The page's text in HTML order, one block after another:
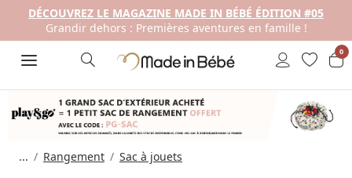
DÉCOUVREZ LE MAGAZINE MADE IN BÉBÉ ÉDITION #05
Grandir dehors : Premières aventures en famille !
0
... Rangement Sac à jouets